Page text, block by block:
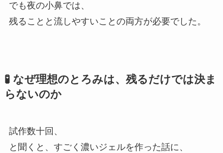
でも夜の小鼻では、
残ることと流しやすいことの両方が必要でした。
🧪 なぜ理想のとろみは、残るだけでは決ま
らないのか
試作数十回、
と聞くと、すごく濃いジェルを作った話に、